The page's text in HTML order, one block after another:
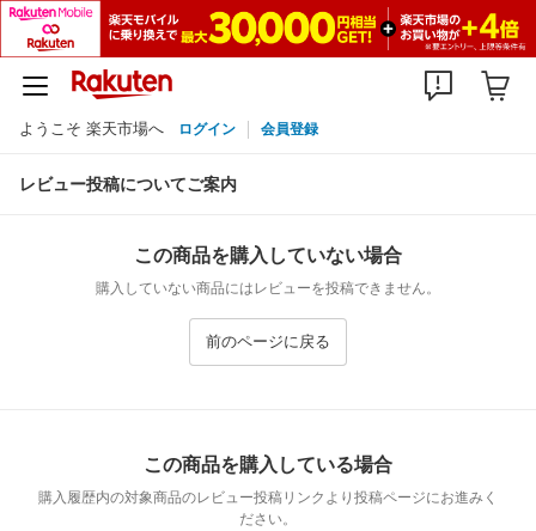
ようこそ 楽天市場へ ログイン 会員登録
レビュー投稿についてご案内
この商品を購入していない場合
購入していない商品にはレビューを投稿できません。
前のページに戻る
この商品を購入している場合
購入履歴内の対象商品のレビュー投稿リンクより投稿ページにお進みく
ださい。